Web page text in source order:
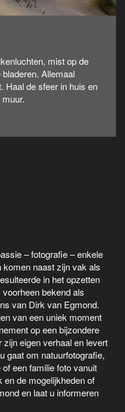
mist op de
Allemaal
Haal de sfeer in huis en
– fotografie – enkele
komen naast zijn vak als
in het opzetten
bekend als
van Dirk van Egmond.
van een uniek moment
op een bijzondere
zijn eigen verhaal en levert
gaat om natuurfotografie,
een familie foto vanuit
de mogelijkheden of
en laat u informeren